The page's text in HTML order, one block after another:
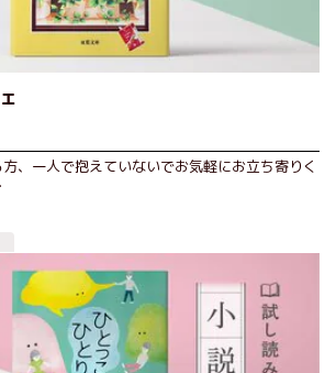
、一人で抱えていないでお気軽にお立ち寄りく